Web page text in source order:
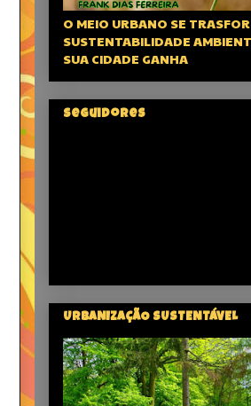
O MEIO URBANO SE
SUSTENTABILIDADE
SUA CIDADE GANHA
Seguidores
URBANIZAÇÃO SUSTENTÁVEL